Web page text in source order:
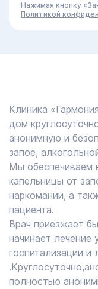
Нажимая кнопку
Политикой
Клиника
дом
анонимную и
запое,
Мы обеспечиваем
капельницы от
наркомании, а
пациента.
Врач приезжает
начинает
госпитализации и
полностью